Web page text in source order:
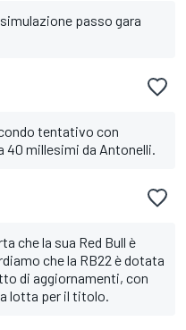
passo gara
tentativo con
40 millesimi da Antonelli.
che la sua Red Bull è
che la RB22 è dotata
di aggiornamenti, con
lotta per il titolo.